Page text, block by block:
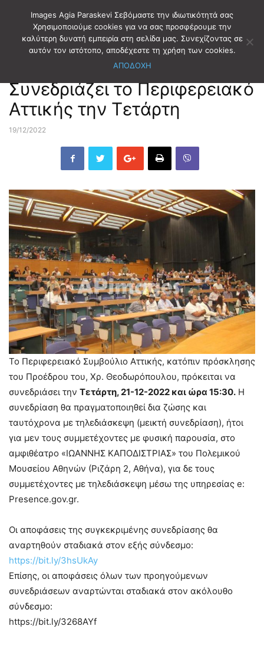
Αρχική ΑΥΤΟΔΙΟΙΚΗΣΗ ΠΕΡΙΦΕΡΕΙΑ ΑΤΤΙΚΗΣ
ΠΕΡΙΦΕΡΕΙΑ ΑΤΤΙΚΗΣ
Συνεδριάζει το Περιφερειακό
Αττικής την Τετάρτη
19/12/2022
Το Περιφερειακό Συμβούλιο Αττικής, κατόπιν πρόσκλησης
του Προέδρου του, Χρ. Θεοδωρόπουλου, πρόκειται να
συνεδριάσει την Τετάρτη, 21-12-2022 και ώρα 15:30. Η
συνεδρίαση θα πραγματοποιηθεί δια ζώσης και
ταυτόχρονα με τηλεδιάσκεψη (μεικτή συνεδρίαση), ήτοι
για μεν τους συμμετέχοντες με φυσική παρουσία, στο
αμφιθέατρο «ΙΩΑΝΝΗΣ ΚΑΠΟΔΙΣΤΡΙΑΣ» του Πολεμικού
Μουσείου Αθηνών (Ριζάρη 2, Αθήνα), για δε τους
συμμετέχοντες με τηλεδιάσκεψη μέσω της υπηρεσίας e:
Presence.gov.gr.
Οι αποφάσεις της συγκεκριμένης συνεδρίασης θα
αναρτηθούν σταδιακά στον εξής σύνδεσμο:
https://bit.ly/3hsUkAy
Επίσης, οι αποφάσεις όλων των προηγούμενων
συνεδριάσεων αναρτώνται σταδιακά στον ακόλουθο
σύνδεσμο:
https://bit.ly/3268AYf
Images Agia Paraskevi Σεβόμαστε την ιδιωτικότητά σας
Χρησιμοποιούμε cookies για να σας προσφέρουμε την
καλύτερη δυνατή εμπειρία στη σελίδα μας. Συνεχίζοντας σε
αυτόν τον ιστότοπο, αποδέχεστε τη χρήση των cookies.
ΑΠΟΔΟΧΗ